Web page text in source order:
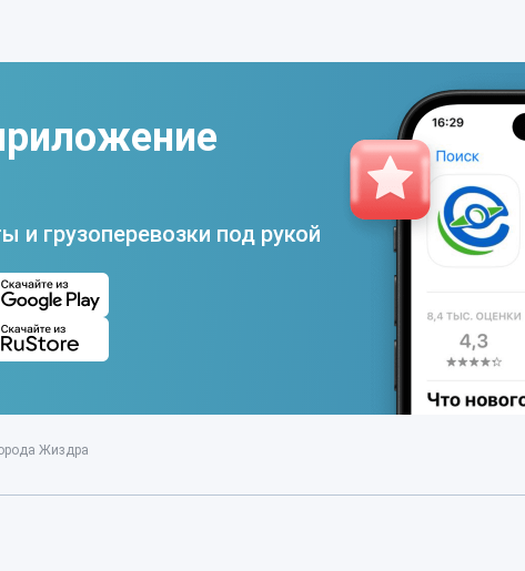
и грузоперевозки под рукой
Жиздра